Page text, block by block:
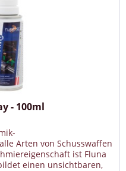
- 100ml
Arten von Schusswaffen
ist Fluna
einen unsichtbaren,